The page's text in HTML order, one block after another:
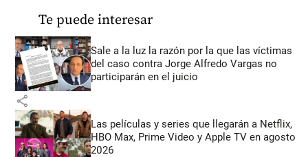
Te puede interesar
Sale a la luz la razón por la que las víctimas
del caso contra Jorge Alfredo Vargas no
participarán en el juicio
share
Las películas y series que llegarán a Netflix,
HBO Max, Prime Video y Apple TV en agosto
2026